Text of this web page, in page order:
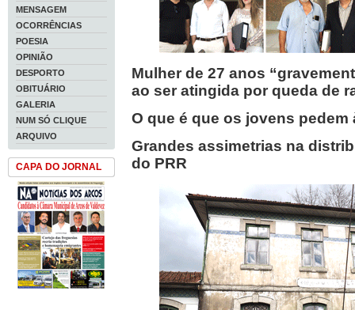
MENSAGEM
OCORRÊNCIAS
POESIA
OPINIÃO
DESPORTO
OBITUÁRIO
GALERIA
NUM SÓ CLIQUE
ARQUIVO
CAPA DO JORNAL
Mulher de 27 anos
ao ser atingida por queda de
O que é que os jovens
Grandes assimetrias na
do PRR